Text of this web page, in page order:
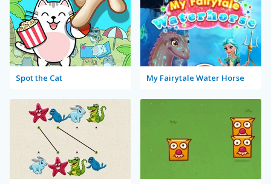
Spot the Cat My Fairytale Water Horse